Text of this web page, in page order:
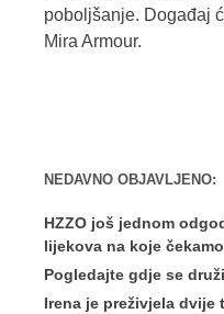
poboljšanje. Događaj
Mira Armour.
NEDAVNO OBJAVLJENO:
HZZO još jednom
lijekova na koje
Pogledajte gdje se
Irena je preživjela dvije